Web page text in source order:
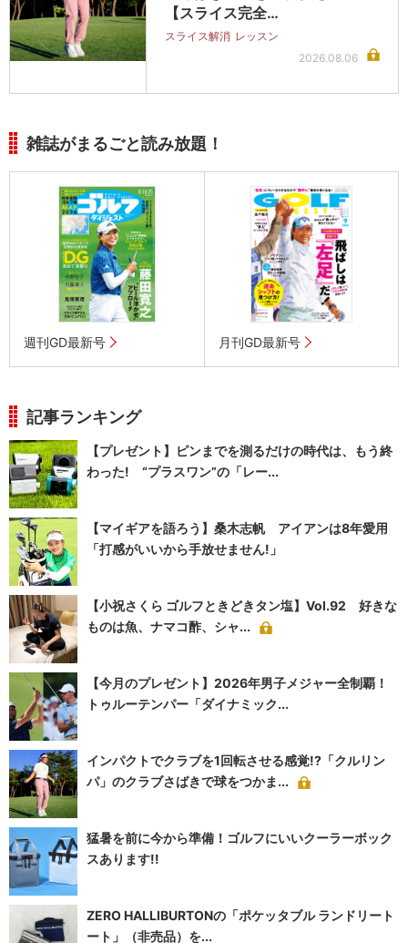
【スライス完全…
スライス解消 レッスン
2026.08.06
雑誌がまるごと読み放題！
週刊GD最新号 月刊GD最新号
記事ランキング
【プレゼント】ピンまでを測るだけの時代は、もう終
わった! “プラスワン”の「レー...
【マイギアを語ろう】桑木志帆 アイアンは8年愛用
「打感がいいから手放せません!」
【小祝さくら ゴルフときどきタン塩】Vol.92 好きな
ものは魚、ナマコ酢、シャ...
【今月のプレゼント】2026年男子メジャー全制覇！
トゥルーテンパー「ダイナミック...
インパクトでクラブを1回転させる感覚!?「クルリン
パ」のクラブさばきで球をつかま...
猛暑を前に今から準備！ゴルフにいいクーラーボック
スあります!!
ZERO HALLIBURTONの「ポケッタブル ランドリート
ート」（非売品）を...